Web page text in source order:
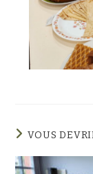
VOUS